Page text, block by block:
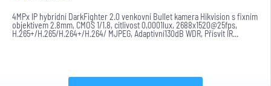
4MPx IP hybridní DarkFighter 2.0 venkovní Bullet kamera Hikvision s fixním
objektivem 2.8mm, CMOS 1/1.8, citlivost 0,0001lux, 2688x1520@25fps,
H.265+/H.265/H.264+/H.264/ MJPEG, Adaptivní130dB WDR, Přísvit IR...